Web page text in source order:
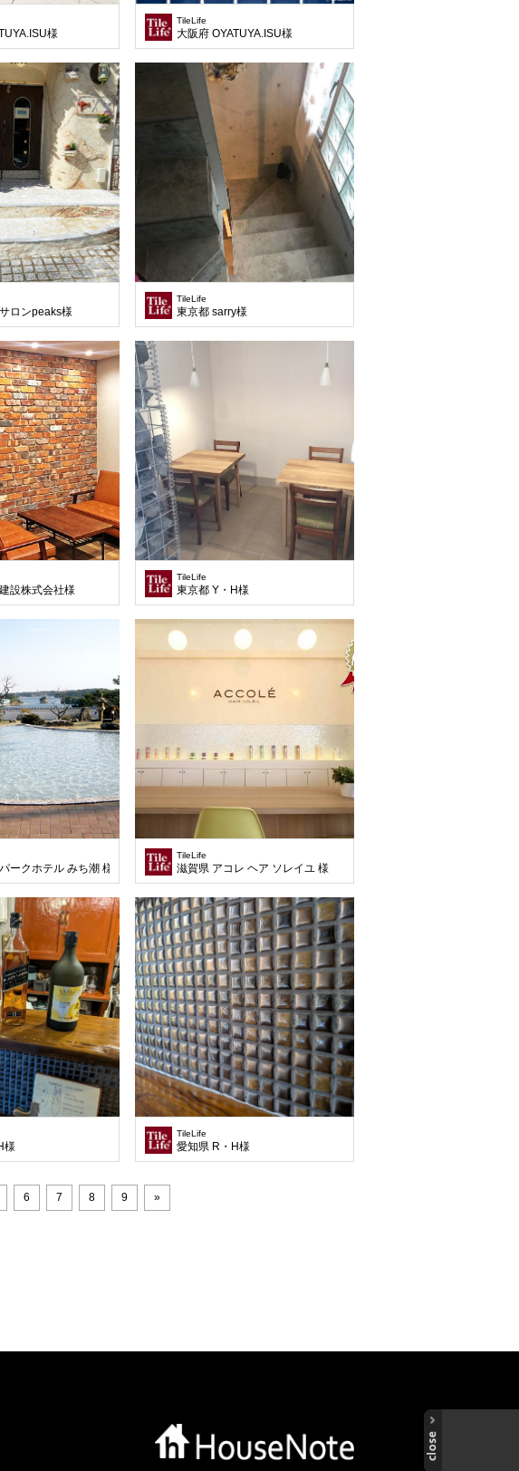
様
TileLife
大阪府 OYATUYA.ISU様
ロンpeaks様
TileLife
東京都 sarry様
設株式会社様
TileLife
東京都 Y・H様
ークホテル みち潮 様
TileLife
滋賀県 アコレ ヘア ソレイユ 様
様
TileLife
愛知県 R・H様
6 7 8 9 »